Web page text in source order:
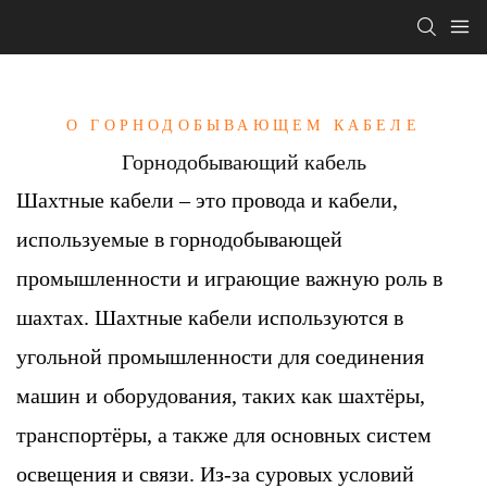
О ГОРНОДОБЫВАЮЩЕМ КАБЕЛЕ
Горнодобывающий кабель
Шахтные кабели – это провода и кабели,
используемые в горнодобывающей
промышленности и играющие важную роль в
шахтах. Шахтные кабели используются в
угольной промышленности для соединения
машин и оборудования, таких как шахтёры,
транспортёры, а также для основных систем
освещения и связи. Из-за суровых условий